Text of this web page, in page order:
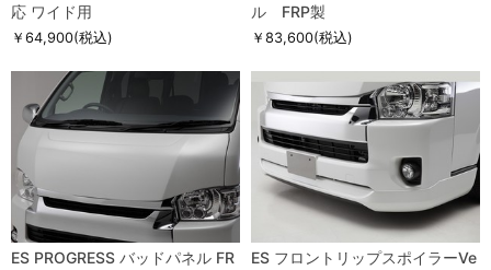
応 ワイド用
￥64,900(税込)
ル FRP製
￥83,600(税込)
ES PROGRESS バッドパネル FR
ES フロントリップスポイラーVe